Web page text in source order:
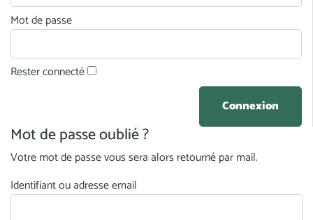
Mot de passe
Rester connecté
Mot de passe oublié ?
Votre mot de passe vous sera alors retourné par mail.
Identifiant ou adresse email